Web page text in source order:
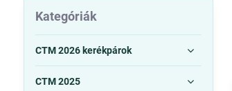
Kategóriák
CTM 2026 kerékpárok
CTM 2025